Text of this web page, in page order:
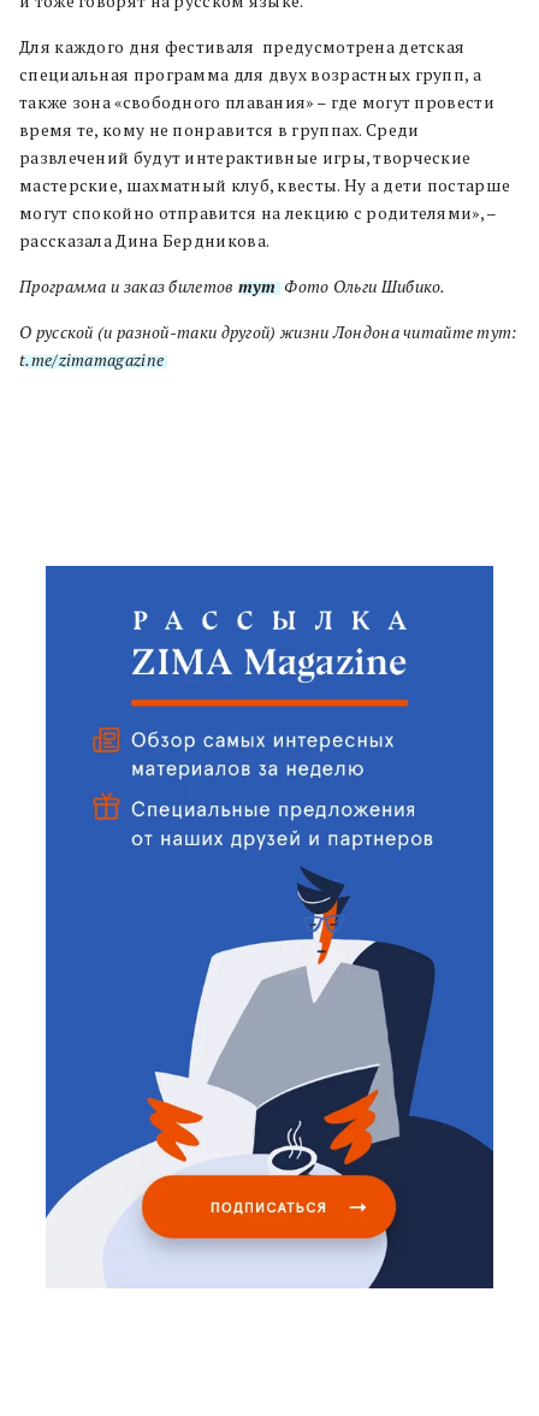
Для каждого дня фестиваля предусмотрена детская
специальная программа для двух возрастных групп, а
также зона «свободного плавания» – где могут провести
время те, кому не понравится в группах. Среди
развлечений будут интерактивные игры, творческие
мастерские, шахматный клуб, квесты. Ну а дети постарше
могут спокойно отправится на лекцию с родителями», –
рассказала Дина Бердникова.
Программа и заказ билетов тут. Фото Ольги Шибико.
О русской (и разной-таки другой) жизни Лондона читайте тут:
t.me/zimamagazine